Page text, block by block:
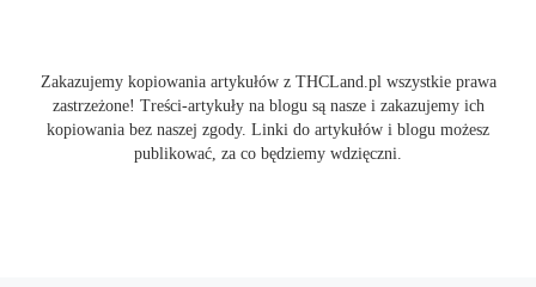
Zakazujemy kopiowania artykułów z THCLand.pl wszystkie prawa
zastrzeżone! Treści-artykuły na blogu są nasze i zakazujemy ich
kopiowania bez naszej zgody. Linki do artykułów i blogu możesz
publikować, za co będziemy wdzięczni.